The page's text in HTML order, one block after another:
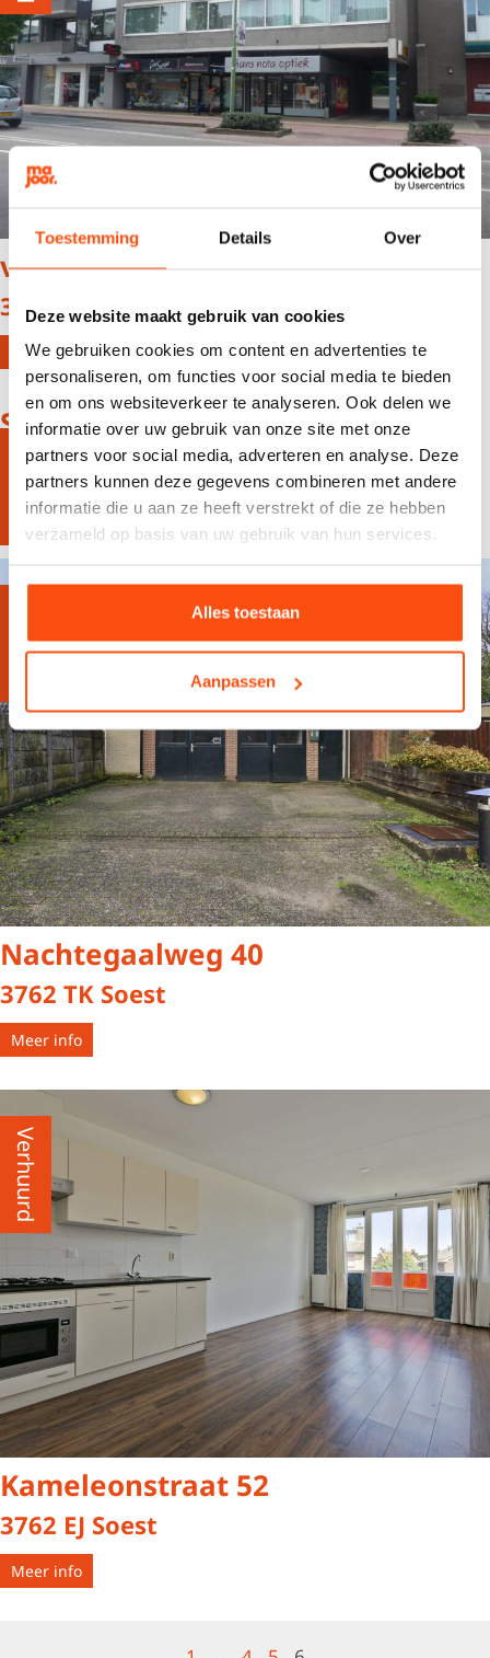
Toestemming Details Over
Deze website maakt gebruik van cookies
We gebruiken cookies om content en advertenties te
personaliseren, om functies voor social media te bieden
en om ons websiteverkeer te analyseren. Ook delen we
informatie over uw gebruik van onze site met onze
partners voor social media, adverteren en analyse. Deze
partners kunnen deze gegevens combineren met andere
informatie die u aan ze heeft verstrekt of die ze hebben
verzameld op basis van uw gebruik van hun services.
Alles toestaan
Aanpassen
van Weedestraat 95
3761 CD Soest
Meer info
Verhuurd
Soesterbergsestraat 53A
3768 EB Soest
Meer info
Verhuurd
Nachtegaalweg 40
3762 TK Soest
Meer info
Verhuurd
Kameleonstraat 52
3762 EJ Soest
Meer info